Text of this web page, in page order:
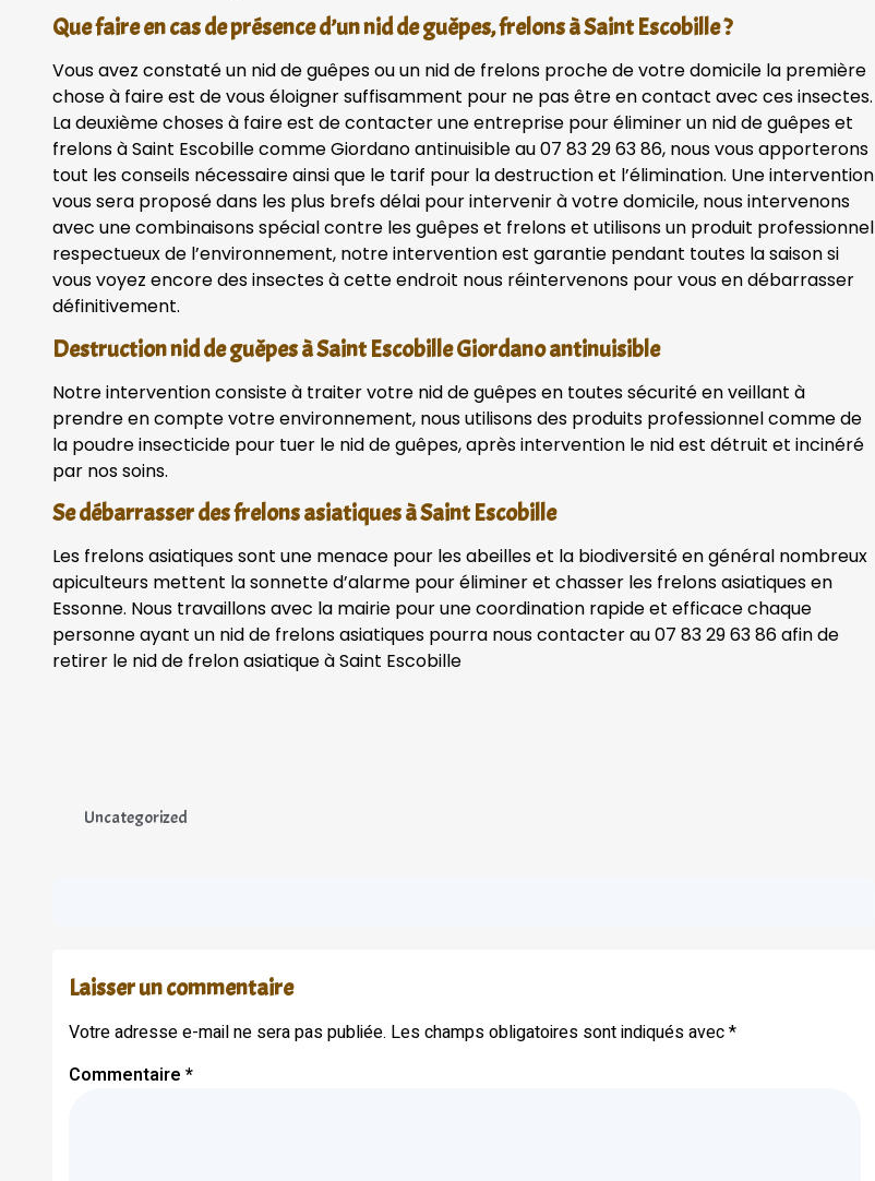
Que faire en cas de présence d’un nid de guêpes, frelons à Saint Escobille ?
Vous avez constaté un nid de guêpes ou un nid de frelons proche de votre domicile la première
chose à faire est de vous éloigner suffisamment pour ne pas être en contact avec ces insectes.
La deuxième choses à faire est de contacter une entreprise pour éliminer un nid de guêpes et
frelons à Saint Escobille comme Giordano antinuisible au 07 83 29 63 86, nous vous apporterons
tout les conseils nécessaire ainsi que le tarif pour la destruction et l’élimination. Une intervention
vous sera proposé dans les plus brefs délai pour intervenir à votre domicile, nous intervenons
avec une combinaisons spécial contre les guêpes et frelons et utilisons un produit professionnel
respectueux de l’environnement, notre intervention est garantie pendant toutes la saison si
vous voyez encore des insectes à cette endroit nous réintervenons pour vous en débarrasser
définitivement.
Destruction nid de guêpes à Saint Escobille Giordano antinuisible
Notre intervention consiste à traiter votre nid de guêpes en toutes sécurité en veillant à
prendre en compte votre environnement, nous utilisons des produits professionnel comme de
la poudre insecticide pour tuer le nid de guêpes, après intervention le nid est détruit et incinéré
par nos soins.
Se débarrasser des frelons asiatiques à Saint Escobille
Les frelons asiatiques sont une menace pour les abeilles et la biodiversité en général nombreux
apiculteurs mettent la sonnette d’alarme pour éliminer et chasser les frelons asiatiques en
Essonne. Nous travaillons avec la mairie pour une coordination rapide et efficace chaque
personne ayant un nid de frelons asiatiques pourra nous contacter au 07 83 29 63 86 afin de
retirer le nid de frelon asiatique à Saint Escobille
Uncategorized
Laisser un commentaire
Votre adresse e-mail ne sera pas publiée. Les champs obligatoires sont indiqués avec*
Commentaire *